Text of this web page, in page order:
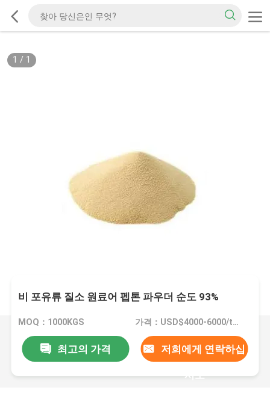
1 / 1
비 포유류 질소 원료어 펩톤 파우더 순도 93%
MOQ：1000KGS 가격：USD$4000-6000/ton
최고의 가격 저희에게 연락하십
시오